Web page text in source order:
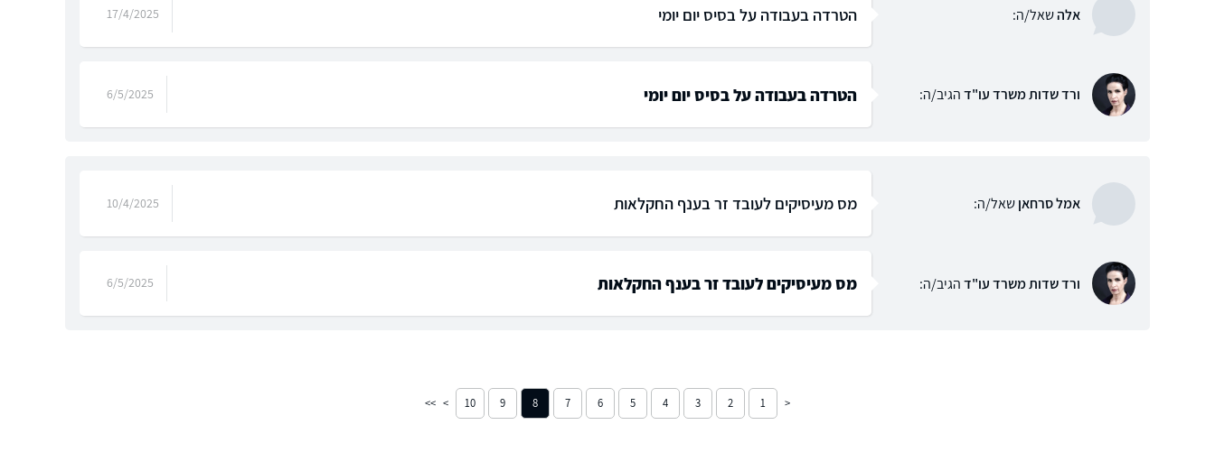
אלהשאל/ה: הטרדה בעבודה על בסיס יום יומי 17/4/2025
ורד שדות משרד עו"דהגיב/ה: הטרדה בעבודה על בסיס יום יומי 6/5/2025
אמל סרחאןשאל/ה: מס מעיסיקים לעובד זר בענף החקלאות 10/4/2025
ורד שדות משרד עו"דהגיב/ה: מס מעיסיקים לעובד זר בענף החקלאות 6/5/2025
1
2
3
4
5
6
7
8
9
10